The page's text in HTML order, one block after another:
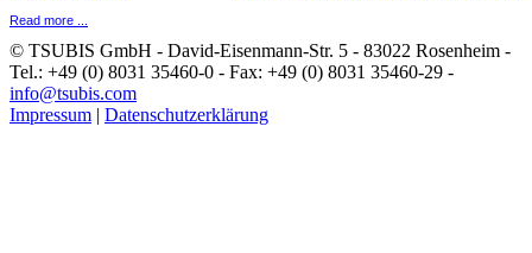
Read more ...
© TSUBIS GmbH - David-Eisenmann-Str. 5 - 83022 Rosenheim -
Tel.: +49 (0) 8031 35460-0 - Fax: +49 (0) 8031 35460-29 -
info@tsubis.com
Impressum | Datenschutzerklärung